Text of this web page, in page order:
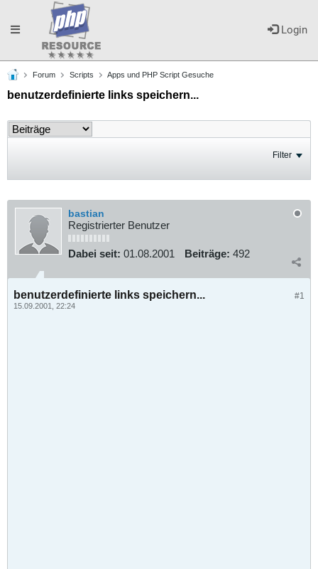
Login
Toggle
navigation
Forum Scripts Apps und PHP Script Gesuche
benutzerdefinierte links speichern...
Filter
bastian
Registrierter Benutzer
Dabei seit: 01.08.2001 Beiträge: 492
#1
benutzerdefinierte links speichern...
15.09.2001, 22:24